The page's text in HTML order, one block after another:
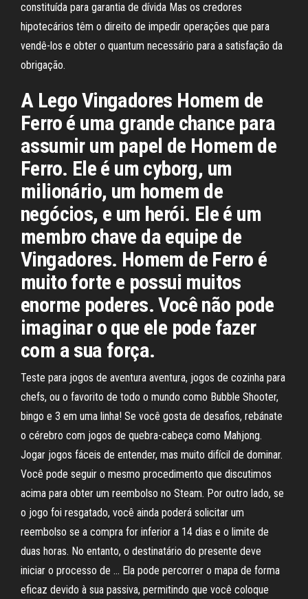
constituída para garantia de dívida Mas os credores
hipotecários têm o direito de impedir operações que para
vendê-los e obter o quantum necessário para a satisfação da
obrigação.
A Lego Vingadores Homem de
Ferro é uma grande chance para
assumir um papel de Homem de
Ferro. Ele é um cyborg, um
milionário, um homem de
negócios, e um herói. Ele é um
membro chave da equipe de
Vingadores. Homem de Ferro é
muito forte e possui muitos
enorme poderes. Você não pode
imaginar o que ele pode fazer
com a sua força.
Teste para jogos de aventura aventura, jogos de cozinha para
chefs, ou o favorito de todo o mundo como Bubble Shooter,
bingo e 3 em uma linha! Se você gosta de desafios, rebánate
o cérebro com jogos de quebra-cabeça como Mahjong.
Jogar jogos fáceis de entender, mas muito difícil de dominar.
Você pode seguir o mesmo procedimento que discutimos
acima para obter um reembolso no Steam. Por outro lado, se
o jogo foi resgatado, você ainda poderá solicitar um
reembolso se a compra for inferior a 14 dias e o limite de
duas horas. No entanto, o destinatário do presente deve
iniciar o processo de … Ela pode percorrer o mapa de forma
eficaz devido à sua passiva, permitindo que você coloque